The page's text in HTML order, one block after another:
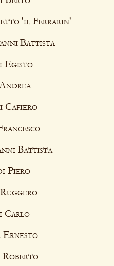
'il Ferrarin'
Battista
Egisto
Cafiero
Battista
Piero
Carlo
Ernesto
Roberto